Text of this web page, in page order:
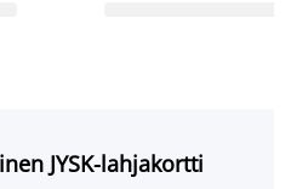
JYSK-lahjakortti